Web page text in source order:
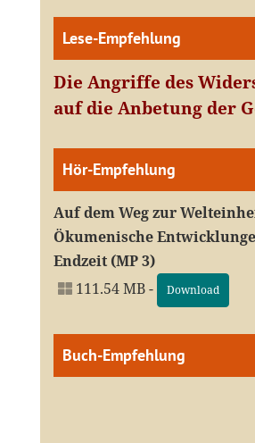
Lese-Empfehlung
Die Angriffe des
auf die Anbetung der
Hör-Empfehlung
Auf dem Weg zur
Ökumenische
Endzeit (MP 3)
111.54 MB -
Download
Buch-Empfehlung